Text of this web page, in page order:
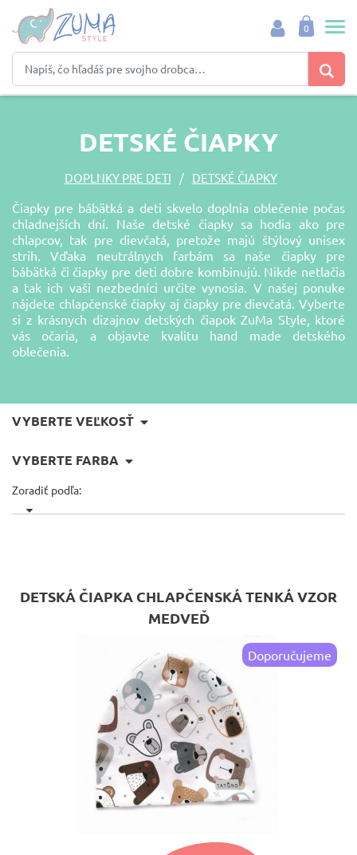
0
DETSKÉ ČIAPKY
DOPLNKY PRE DETI DETSKÉ ČIAPKY
Čiapky pre bábätká a deti skvelo doplnia oblečenie počas
chladnejších dní. Naše detské čiapky sa hodia ako pre
chlapcov, tak pre dievčatá, pretože majú štýlový unisex
strih. Vďaka neutrálnych farbám sa naše čiapky pre
bábätká či čiapky pre deti dobre kombinujú. Nikde netlačia
a tak ich vaši nezbedníci určite vynosia. V našej ponuke
nájdete chlapčenské čiapky aj čiapky pre dievčatá. Vyberte
si z krásnych dizajnov detských čiapok ZuMa Style, ktoré
vás očaria, a objavte kvalitu hand made detského
oblečenia.
VYBERTE VEĽKOSŤ
VYBERTE FARBA
Zoradiť podľa:
DETSKÁ ČIAPKA CHLAPČENSKÁ TENKÁ VZOR
MEDVEĎ
Doporučujeme